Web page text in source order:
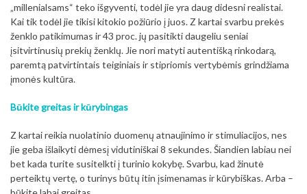
„millenialsams“ teko išgyventi, todėl jie yra daug didesni realistai.
Kai tik todėl jie tikisi kitokio požiūrio į juos. Z kartai svarbu prekės
ženklo patikimumas ir 43 proc. jų pasitikti daugeliu seniai
įsitvirtinusių prekių ženklų. Jie nori matyti autentišką rinkodarą,
paremtą patvirtintais teiginiais ir stipriomis vertybėmis grindžiama
įmonės kultūra.
Būkite greitas ir kūrybingas
Z kartai reikia nuolatinio duomenų atnaujinimo ir stimuliacijos, nes
jie geba išlaikyti dėmesį vidutiniškai 8 sekundes. Šiandien labiau nei
bet kada turite susitelkti į turinio kokybę. Svarbu, kad žinutė
perteiktų vertę, o turinys būtų itin įsimenamas ir kūrybiškas. Arba –